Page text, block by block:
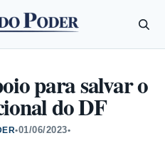
para salvar o
do DF
•01/06/2023•